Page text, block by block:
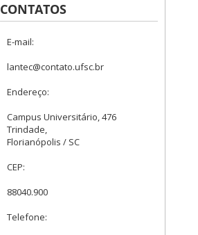
CONTATOS
E-mail:
lantec@contato.ufsc.br
Endereço:
Campus Universitário, 476
Trindade,
Florianópolis / SC
CEP:
88040.900
Telefone: